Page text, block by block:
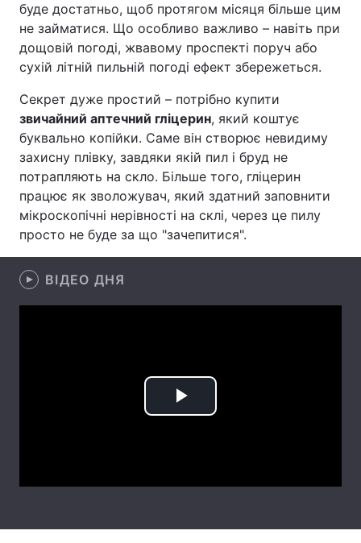
Лонгріди
Відео з Youtube Статті
Інтерв'ю Думки
Архів Вакансії
Контакти
Послуги
буде достатньо, щоб протягом місяця більше цим
не займатися. Що особливо важливо – навіть при
дощовій погоді, жвавому проспекті поруч або
сухій літній пильній погоді ефект збережеться.
Секрет дуже простий – потрібно купити
звичайний аптечний гліцерин, який коштує
буквально копійки. Саме він створює невидиму
захисну плівку, завдяки якій пил і бруд не
потрапляють на скло. Більше того, гліцерин
працює як зволожувач, який здатний заповнити
мікроскопічні нерівності на склі, через це пилу
просто не буде за що "зачепитися".
ВІДЕО ДНЯ
Play